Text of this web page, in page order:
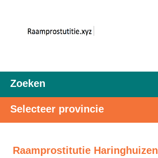
Zoeken
Selecteer provincie
Raamprostitutie Haringhuizen